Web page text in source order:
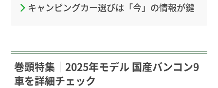
キャンピングカー選びは「今」の情報が鍵
巻頭特集｜2025年モデル 国産バンコン9
車を詳細チェック